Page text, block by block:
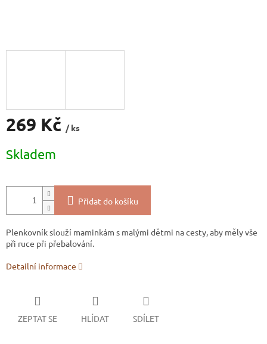
269 Kč / ks
cena:
Skladem
Přidat do košíku
Plenkovník slouží maminkám s malými dětmi na cesty, aby měly vše
při ruce při přebalování.
Detailní informace
ZEPTAT SE HLÍDAT SDÍLET